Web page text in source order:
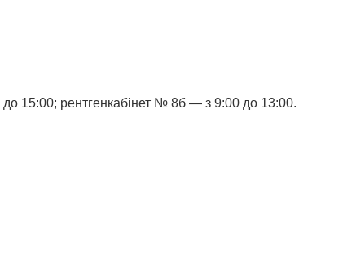
15:00; рентгенкабінет № 8б — з 9:00 до 13:00.